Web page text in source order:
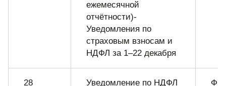
ежемесячной
отчётности)-
Уведомления по
страховым взносам и
НДФЛ за 1–22 декабря
28
Уведомление по НДФЛ